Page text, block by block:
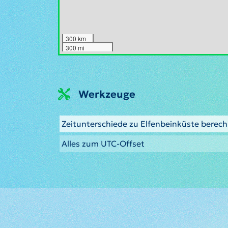
300 km
300 mi
Werkzeuge
Zeitunterschiede zu Elfenbeinküste
Alles zum UTC-Offset